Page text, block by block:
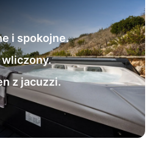
i spokojne.
wliczony.
z jacuzzi.